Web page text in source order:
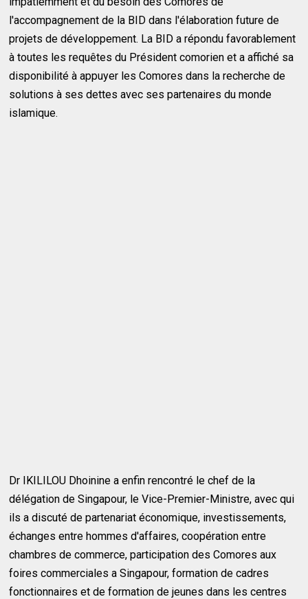
l'accompagnement de la BID dans l'élaboration future de
projets de développement. La BID a répondu favorablement
à toutes les requêtes du Président comorien et a affiché sa
disponibilité à appuyer les Comores dans la recherche de
solutions à ses dettes avec ses partenaires du monde
islamique.
Dr IKILILOU Dhoinine a enfin rencontré le chef de la
délégation de Singapour, le Vice-Premier-Ministre, avec qui
ils a discuté de partenariat économique, investissements,
échanges entre hommes d'affaires, coopération entre
chambres de commerce, participation des Comores aux
foires commerciales a Singapour, formation de cadres
fonctionnaires et de formation de jeunes dans les centres